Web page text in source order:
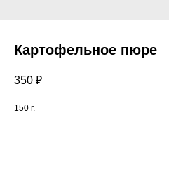
Картофельное пюре
350 ₽
150 г.